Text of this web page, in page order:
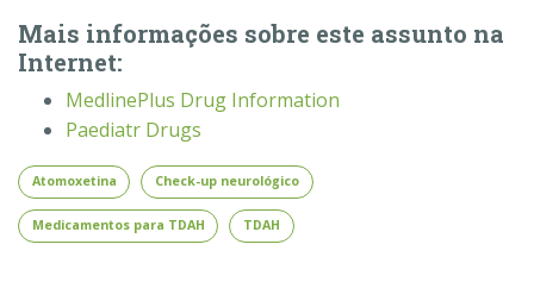
Mais informações sobre este assunto na
Internet:
MedlinePlus Drug Information
Paediatr Drugs
Atomoxetina Check-up neurológico
Medicamentos para TDAH TDAH